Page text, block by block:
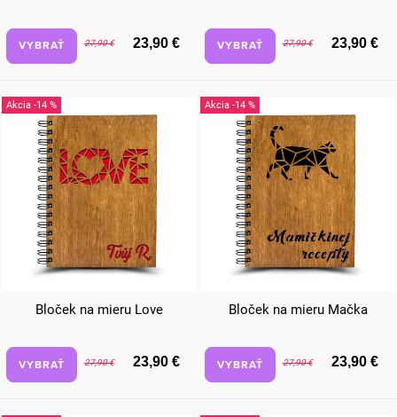
27,90 € 23,90 €
VYBRAŤ 27,90 € 23,90 €
VYBRAŤ
-14 %
Bloček na mieru Love
27,90 € 23,90 €
VYBRAŤ
-14 %
Bloček na mieru Mačka
27,90 € 23,90 €
VYBRAŤ